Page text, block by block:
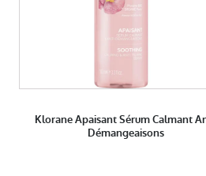
Klorane Apaisant Sérum Calmant
Démangeaisons